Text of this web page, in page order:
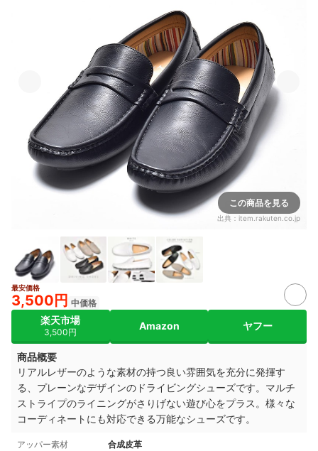
この商品を見る
出典： item.rakuten.co.jp
最安価格
3,500円 中価格
楽天市場
3,500円
Amazon ヤフー
商品概要
リアルレザーのような素材の持つ良い雰囲気を充分に発揮す
る、プレーンなデザインのドライビングシューズです。マルチ
ストライプのライニングがさりげない遊び心をプラス。様々な
コーディネートにも対応できる万能なシューズです。
アッパー素材 合成皮革